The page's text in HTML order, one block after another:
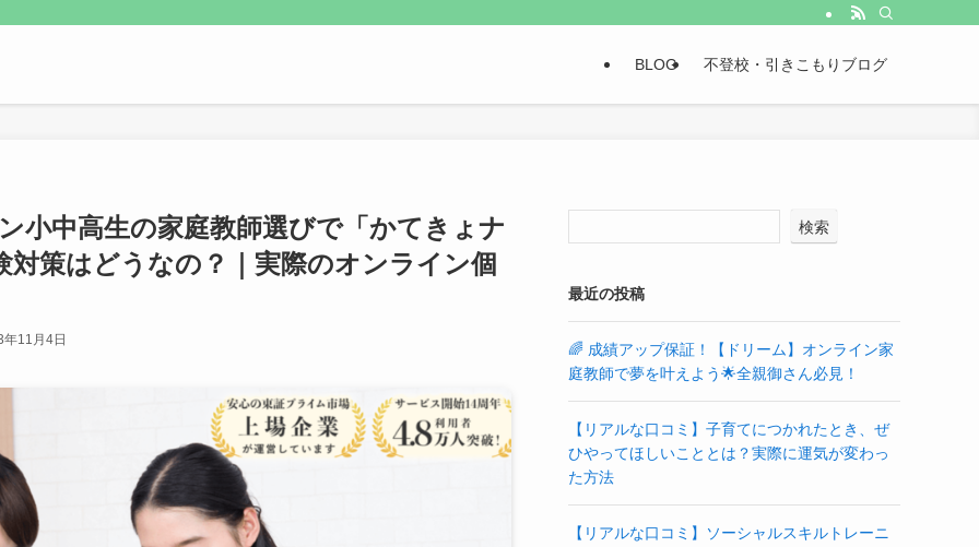
BLOG 不登校・引きこもりブログ
小中高生の家庭教師選びで「かてきょナ
対策はどうなの？｜実際のオンライン個
11月4日
検索
最近の投稿
🌈 成績アップ保証！【ドリーム】オンライン家
庭教師で夢を叶えよう🌟全親御さん必見！
【リアルな口コミ】子育てにつかれたとき、ぜ
ひやってほしいこととは？実際に運気が変わっ
た方法
【リアルな口コミ】ソーシャルスキルトレーニ